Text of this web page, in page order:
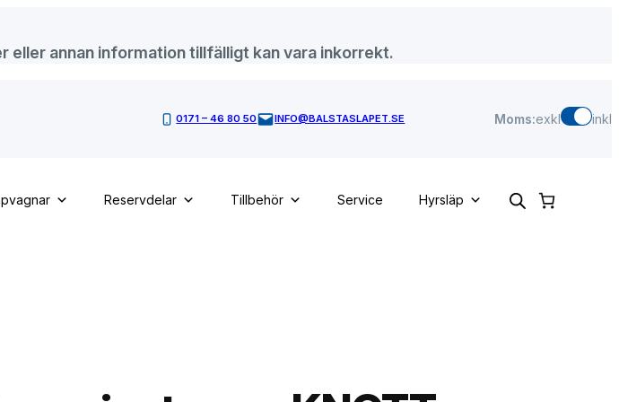
annan information tillfälligt kan vara inkorrekt.
0171 – 46 80 50 INFO@BALSTASLAPET.SE Moms:exkl inkl
Reservdelar Tillbehör Service Hyrsläp